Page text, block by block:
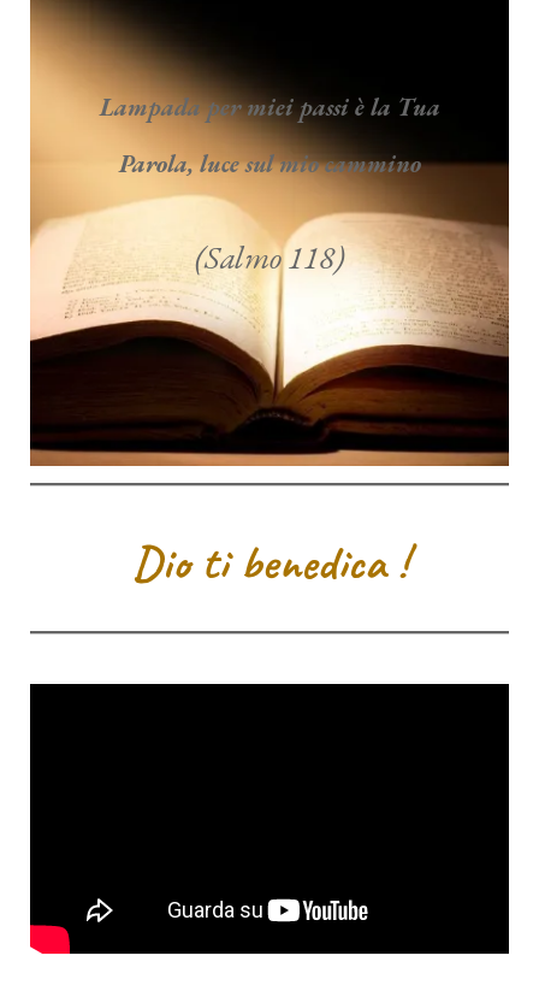
Lampada per miei passi è la Tua
Parola, luce sul mio cammino
(Salmo 118)
Dio ti benedica !